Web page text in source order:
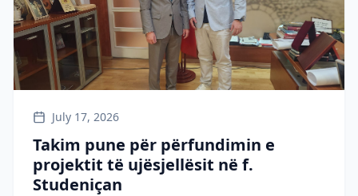
July 17, 2026
Takim pune për përfundimin e
projektit të ujësjellësit në f.
Studeniçan